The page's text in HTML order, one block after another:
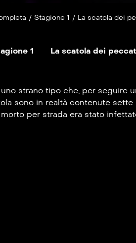
/ Stagione 1 / La scatola dei
1 La scatola dei
strano tipo che, per seguire
sono in realtà contenute
per strada era stato